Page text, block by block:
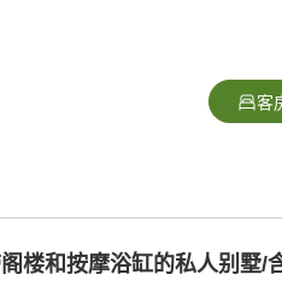
客
楼和按摩浴缸的私人别墅/